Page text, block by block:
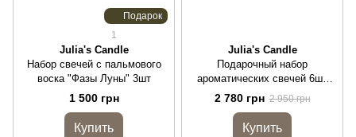
Подарок
1
Julia's Candle
Набор свечей с пальмового
воска "Фазы Луны" 3шт
1 500 грн
Купить
Julia's Candle
Подарочный набор
ароматических свечей 6шт
200мл
2 780 грн 2 950 грн
Купить